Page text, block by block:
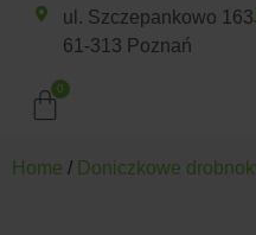
ul. Szczepankowo 163
61-313 Poznań
Home / Doniczkowe